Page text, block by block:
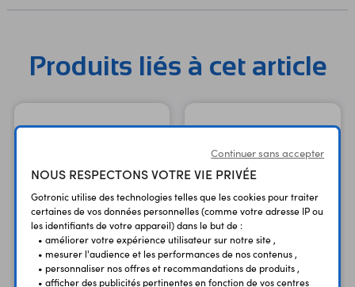
Produits liés à cet article
Carte Raspberry Pi 4 B -
Carte Raspberry Pi 4 B -
Continuer sans accepter
NOUS RESPECTONS VOTRE VIE PRIVÉE
Gotronic utilise des technologies telles que les cookies pour traiter
certaines de vos données personnelles (comme votre adresse IP ou
les identifiants de votre appareil) dans le but de :
• améliorer votre expérience utilisateur sur notre site ,
• mesurer l'audience et les performances de nos contenus ,
• personnaliser nos offres et recommandations de produits ,
• afficher des publicités pertinentes en fonction de vos centres